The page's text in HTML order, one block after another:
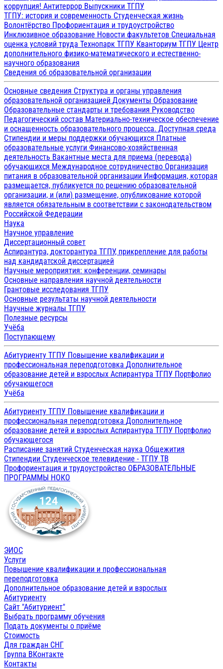
коррупция! Антитеррор Выпускники ТГПУ
ТГПУ: история и современность Студенческая жизнь
Волонтёрство Профориентация и трудоустройство
Инклюзивное образование Новости факультетов Специальная
оценка условий труда Технопарк ТГПУ Кванториум ТГПУ Центр
дополнительного физико-математического и естественно-
научного образования
Сведения об образовательной организации
Основные сведения Структура и органы управления
образовательной организацией Документы Образование
Образовательные стандарты и требования Руководство
Педагогический состав Материально-техническое обеспечение
и оснащенность образовательного процесса. Доступная среда
Стипендии и меры поддержки обучающихся Платные
образовательные услуги Финансово-хозяйственная
деятельность Вакантные места для приема (перевода)
обучающихся Международное сотрудничество Организация
питания в образовательной организации Информация, которая
размещается, публикуется по решению образовательной
организации, и (или) размещение, опубликование которой
является обязательным в соответствии с законодательством
Российской Федерации
Наука
Научное управление
Диссертационный совет
Аспирантура, докторантура ТГПУ, прикрепление для работы
над кандидатской диссертацией
Научные мероприятия: конференции, семинары
Основные направления научной деятельности
Грантовые исследования ТГПУ
Основные результаты научной деятельности
Научные журналы ТГПУ
Полезные ресурсы
Учёба
Поступающему
Абитуриенту ТГПУ Повышение квалификации и
профессиональная переподготовка Дополнительное
образование детей и взрослых Аспирантура ТГПУ Портфолио
обучающегося
Учёба
Абитуриенту ТГПУ Повышение квалификации и
профессиональная переподготовка Дополнительное
образование детей и взрослых Аспирантура ТГПУ Портфолио
обучающегося
Расписание занятий Студенческая наука Общежития
Стипендии Студенческое телевидение - ТГПУ ТВ
Профориентация и трудоустройство ОБРАЗОВАТЕЛЬНЫЕ
ПРОГРАММЫ НОКО
ЭИОС
Услуги
Повышение квалификации и профессиональная
переподготовка
Дополнительное образование детей и взрослых
Абитуриенту
Сайт "Абитуриент"
Выбрать программу обучения
Подать документы о приёме
Стоимость
Для граждан СНГ
Группа ВКонтакте
Контакты